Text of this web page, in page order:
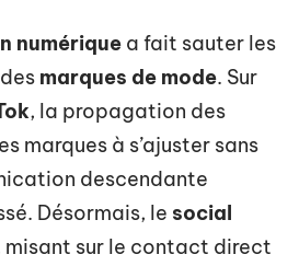
numérique a fait sauter les
marques de mode. Sur
, la propagation des
marques à s’ajuster sans
descendante
Désormais, le social
misant sur le contact direct